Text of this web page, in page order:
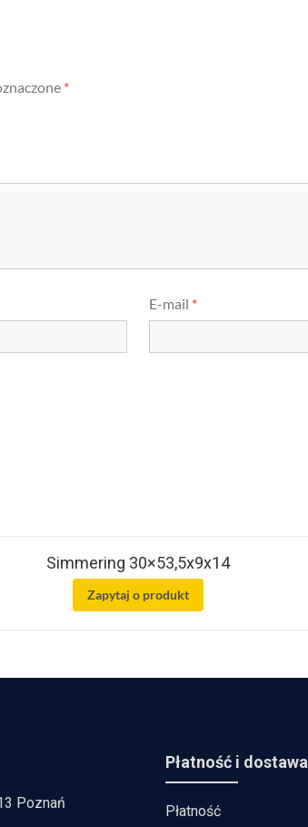
*
E-mail *
Simmering 30×53,5x9x14
Zapytaj o produkt
Poznań
Płatność i dostawa
Płatność